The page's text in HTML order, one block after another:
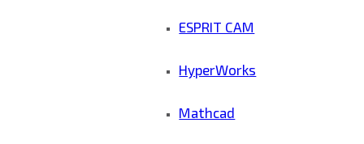
ESPRIT CAM
HyperWorks
Mathcad